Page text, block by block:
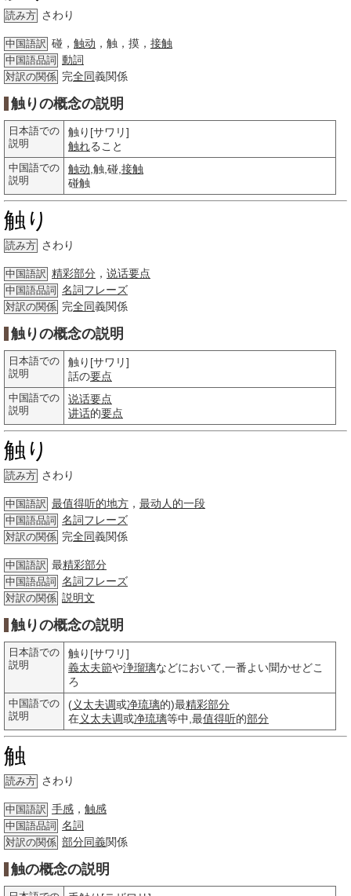
読み方 さわり
中国語訳 碰， 触动 ，触，摸， 接触
中国語品詞 動詞
対訳の関係 完全同義関係
触りの概念の説明
日本語での
説明
触り[サワリ]
触れること
中国語での
説明
触动 ,触,碰, 接触
碰触
触り
読み方 さわり
中国語訳 精彩部分 ， 说话要点
中国語品詞 名詞フレーズ
対訳の関係 完全同義関係
触りの概念の説明
日本語での
説明
触り[サワリ]
話の要点
中国語での
説明
说话要点
讲话的要点
触り
読み方 さわり
中国語訳 最值得听的地方 ， 最动人的一段
中国語品詞 名詞フレーズ
対訳の関係 完全同義関係
中国語訳 最精彩部分
中国語品詞 名詞フレーズ
対訳の関係 説明文
触りの概念の説明
日本語での
説明
触り[サワリ]
義太夫節や浄瑠璃などにおいて,一番よい聞かせどこ
ろ
中国語での
説明
(义太夫调或净琉璃的)最精彩部分
在义太夫调或净琉璃等中,最值得听的部分
触
読み方 さわり
中国語訳 手感 ， 触感
中国語品詞 名詞
対訳の関係 部分同義関係
触の概念の説明